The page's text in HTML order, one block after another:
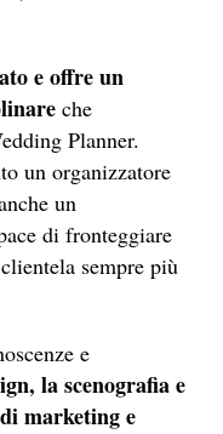
e offre un
che
Planner.
un organizzatore
un
di fronteggiare
sempre più
e
la scenografia e
marketing e